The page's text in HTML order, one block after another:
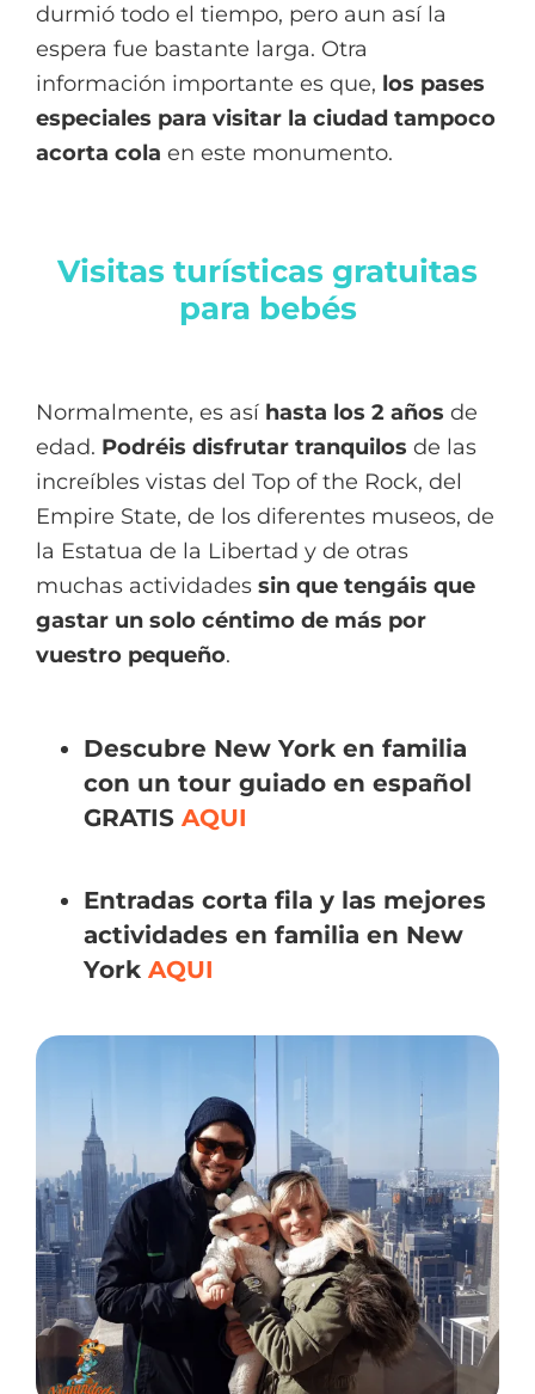
durmió todo el tiempo, pero aun así la
espera fue bastante larga. Otra
información importante es que, los pases
especiales para visitar la ciudad tampoco
acorta cola en este monumento.
Visitas turísticas gratuitas
para bebés
Normalmente, es así hasta los 2 años de
edad. Podréis disfrutar tranquilos de las
increíbles vistas del Top of the Rock, del
Empire State, de los diferentes museos, de
la Estatua de la Libertad y de otras
muchas actividades sin que tengáis que
gastar un solo céntimo de más por
vuestro pequeño.
Descubre New York en familia
con un tour guiado en español
GRATIS AQUI
Entradas corta fila y las mejores
actividades en familia en New
York AQUI